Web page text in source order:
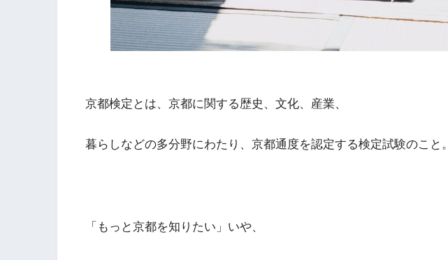
京都検定とは、京都に関する歴史、文化、産業、
暮らしなどの多分野にわたり、京都通度を認定する検定試験のこと。
「もっと京都を知りたい」いや、